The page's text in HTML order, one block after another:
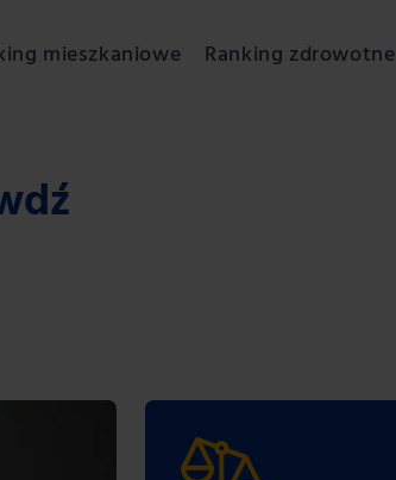
mieszkaniowe Ranking zdrowotne